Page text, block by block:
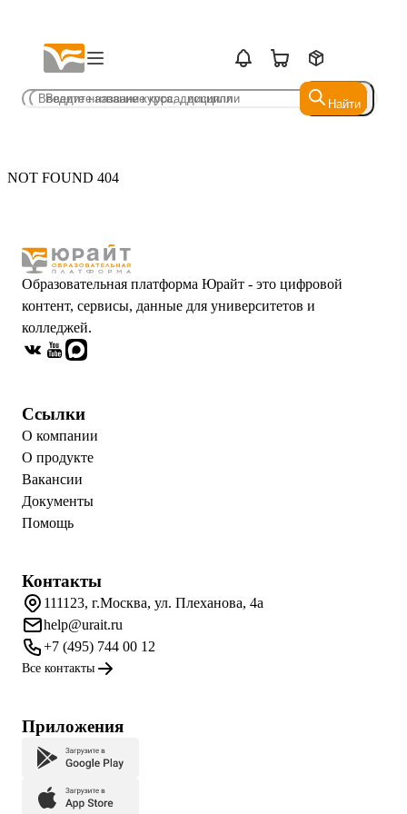
Найти
Найти
NOT FOUND 404
Образовательная платформа Юрайт - это цифровой
контент, сервисы, данные для университетов и
колледжей.
Ссылки
О компании
О продукте
Вакансии
Документы
Помощь
Контакты
111123, г.Москва, ул. Плеханова, 4а
help@urait.ru
+7 (495) 744 00 12
Все контакты
Приложения